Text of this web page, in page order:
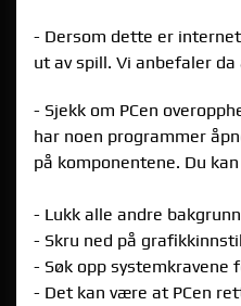
- Dersom dette er
ut av spill. Vi anbefaler
- Sjekk om PCen
har noen programmer
på komponentene. Du
- Lukk alle andre
- Skru ned på
- Søk opp systemkravene
- Det kan være at PCen